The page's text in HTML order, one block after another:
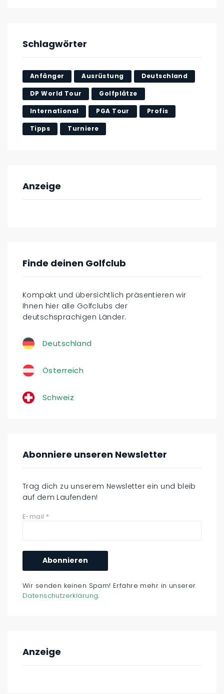
Schlagwörter
Anfänger Ausrüstung Deutschland
DP World Tour Golfplätze
International PGA Tour Profis
Tipps Turniere
Anzeige
Finde deinen Golfclub
Kompakt und übersichtlich präsentieren wir
Ihnen hier alle Golfclubs der
deutschsprachigen Länder.
Deutschland
Österreich
Schweiz
Abonniere unseren Newsletter
Trag dich zu unserem Newsletter ein und bleib
auf dem Laufenden!
E-mail *
Wir senden keinen Spam! Erfahre mehr in unserer
Datenschutzerklärung.
Anzeige